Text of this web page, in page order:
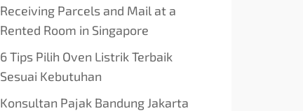
Receiving Parcels and Mail at a
Rented Room in Singapore
6 Tips Pilih Oven Listrik Terbaik
Sesuai Kebutuhan
Konsultan Pajak Bandung Jakarta